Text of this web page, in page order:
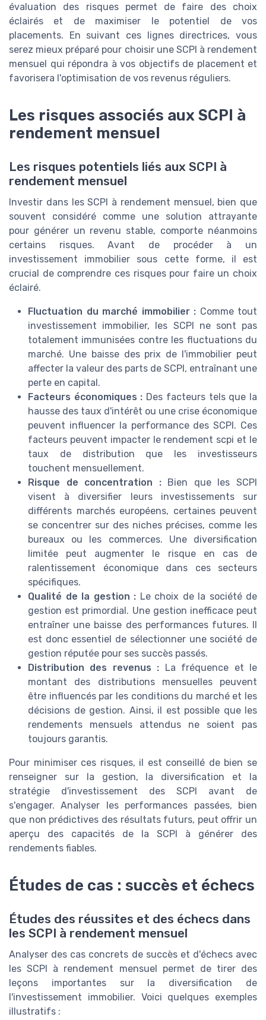
évaluation des risques permet de faire des choix
éclairés et de maximiser le potentiel de vos
placements. En suivant ces lignes directrices, vous
serez mieux préparé pour choisir une SCPI à rendement
mensuel qui répondra à vos objectifs de placement et
favorisera l'optimisation de vos revenus réguliers.
Les risques associés aux SCPI à
rendement mensuel
Les risques potentiels liés aux SCPI à
rendement mensuel
Investir dans les SCPI à rendement mensuel, bien que
souvent considéré comme une solution attrayante
pour générer un revenu stable, comporte néanmoins
certains risques. Avant de procéder à un
investissement immobilier sous cette forme, il est
crucial de comprendre ces risques pour faire un choix
éclairé.
Fluctuation du marché immobilier : Comme tout
investissement immobilier, les SCPI ne sont pas
totalement immunisées contre les fluctuations du
marché. Une baisse des prix de l'immobilier peut
affecter la valeur des parts de SCPI, entraînant une
perte en capital.
Facteurs économiques : Des facteurs tels que la
hausse des taux d'intérêt ou une crise économique
peuvent influencer la performance des SCPI. Ces
facteurs peuvent impacter le rendement scpi et le
taux de distribution que les investisseurs
touchent mensuellement.
Risque de concentration :Bien que les SCPI
visent à diversifier leurs investissements sur
différents marchés européens, certaines peuvent
se concentrer sur des niches précises, comme les
bureaux ou les commerces. Une diversification
limitée peut augmenter le risque en cas de
ralentissement économique dans ces secteurs
spécifiques.
Qualité de la gestion : Le choix de la société de
gestion est primordial. Une gestion inefficace peut
entraîner une baisse des performances futures. Il
est donc essentiel de sélectionner une société de
gestion réputée pour ses succès passés.
Distribution des revenus : La fréquence et le
montant des distributions mensuelles peuvent
être influencés par les conditions du marché et les
décisions de gestion. Ainsi, il est possible que les
rendements mensuels attendus ne soient pas
toujours garantis.
Pour minimiser ces risques, il est conseillé de bien se
renseigner sur la gestion, la diversification et la
stratégie d'investissement des SCPI avant de
s'engager. Analyser les performances passées, bien
que non prédictives des résultats futurs, peut offrir un
aperçu des capacités de la SCPI à générer des
rendements fiables.
Études de cas : succès et échecs
Études des réussites et des échecs dans
les SCPI à rendement mensuel
Analyser des cas concrets de succès et d'échecs avec
les SCPI à rendement mensuel permet de tirer des
leçons importantes sur la diversification de
l'investissement immobilier. Voici quelques exemples
illustratifs :